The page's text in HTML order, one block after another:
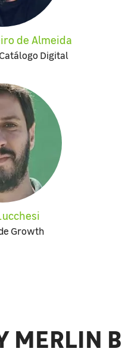
de Almeida
Digital
Growth
MERLIN